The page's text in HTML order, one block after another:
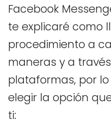
Facebook
te explicaré como
procedimiento a
maneras y a
plataformas, por
elegir la opción
ti: